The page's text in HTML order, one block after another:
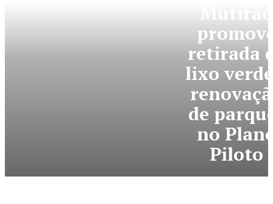
Mutirão
retirada
lixo
de
no
Piloto